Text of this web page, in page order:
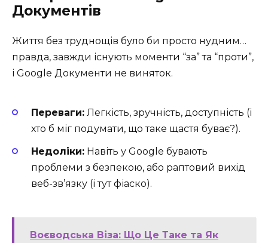
Документів
Життя без труднощів було би просто нудним…
правда, завжди існують моменти “за” та “проти”,
і Google Документи не виняток.
Переваги: Легкість, зручність, доступність (і
хто б міг подумати, що таке щастя буває?).
Недоліки: Навіть у Google бувають
проблеми з безпекою, або раптовий вихід
веб-зв’язку (і тут фіаско).
Воєводська Віза: Що Це Таке та Як